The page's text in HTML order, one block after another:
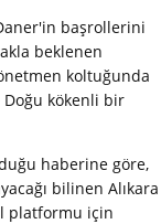
başrollerini
beklenen
koltuğunda
Doğu kökenli bir
haberine göre,
bilinen Alıkara
platformu için